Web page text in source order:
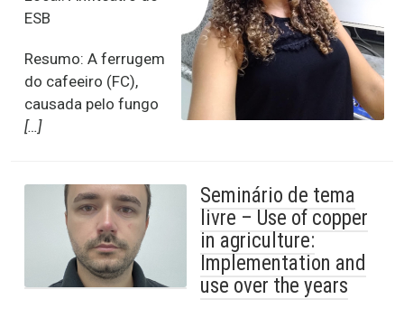
ESB
Resumo: A ferrugem
do cafeeiro (FC),
causada pelo fungo
[…]
Seminário de tema
livre – Use of copper
in agriculture:
Implementation and
use over the years